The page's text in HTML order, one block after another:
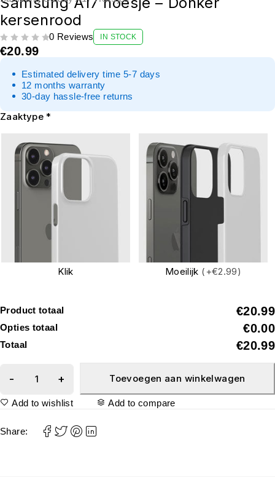
kersenrood
0 Reviews IN STOCK
€20.99
Estimated delivery time 5-7 days
12 months warranty
30-day hassle-free returns
Zaaktype *
Klik Moeilijk (+€2.99)
Product totaal €20.99
Opties totaal €0.00
Totaal €20.99
Toevoegen aan winkelwagen
Add to wishlist Add to compare
Share: